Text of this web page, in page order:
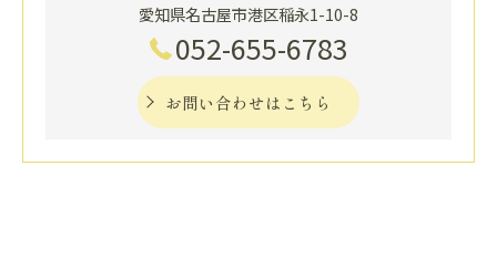
愛知県名古屋市港区稲永1-10-8
052-655-6783
お問い合わせはこちら